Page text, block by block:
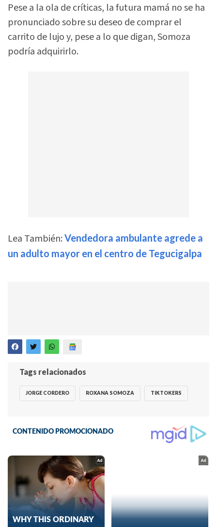
Pese a la ola de críticas, la futura mamá no se ha
pronunciado sobre su deseo de comprar el
carrito de lujo y, pese a lo que digan, Somoza
podría adquirirlo.
Lea También: Vendedora ambulante agrede a
un adulto mayor en el centro de Tegucigalpa
Tags relacionados
JORGE CORDERO ROXANA SOMOZA TIKTOKERS